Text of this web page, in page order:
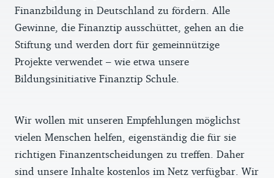
Finanzbildung in Deutschland zu fördern. Alle
Gewinne, die Finanztip ausschüttet, gehen an die
Stiftung und werden dort für gemeinnützige
Projekte verwendet – wie etwa unsere
Bildungsinitiative Finanztip Schule.
Wir wollen mit unseren Empfehlungen möglichst
vielen Menschen helfen, eigenständig die für sie
richtigen Finanzentscheidungen zu treffen. Daher
sind unsere Inhalte kostenlos im Netz verfügbar. Wir